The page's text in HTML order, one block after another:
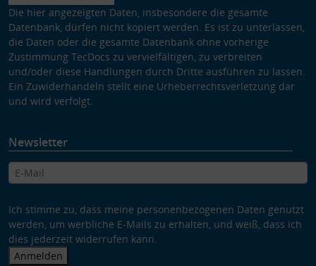
Die hier angezeigten Daten, insbesondere die gesamte
Datenbank, dürfen nicht kopiert werden. Es ist zu unterlassen,
die Daten oder die gesamte Datenbank ohne vorherige
Zustimmung TecDocs zu vervielfältigen, zu verbreiten
und/oder diese Handlungen durch Dritte ausführen zu lassen.
Ein Zuwiderhandeln stellt eine Urheberrechtsverletzung dar
und wird verfolgt.
Newsletter
Ich stimme zu, dass meine personenbezogenen Daten genutzt
werden, um werbliche E-Mails zu erhalten, und weiß, dass ich
dies jederzeit widerrufen kann.
Anmelden